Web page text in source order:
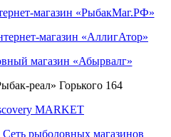
магазин «РыбакМаг.РФ»
магазин «АллигАтор»
магазин «Абырвалг»
реал» Горького 164
MARKET
Сеть рыболовных магазинов